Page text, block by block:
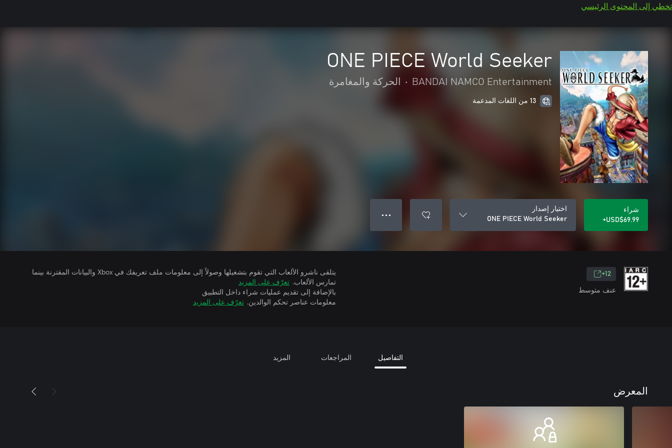
تخطي إلى المحتوى الرئيسي
ONE PIECE World Seeker
BANDAI NAMCO Entertainment
• الحركة والمغامرة
13 من اللغات المدعمة
شراء
USD$69.99+
اختيار إصدار
ONE PIECE World Seeker
● ● ●
12+
عنف متوسط
يتلقى ناشرو الألعاب التي تقوم بتشغيلها وصولاً إلى معلومات ملف تعريفك في Xbox والبيانات المقترنة بينما
تمارس الألعاب. تعرّف على المزيد
بالإضافة إلى تقديم عمليات شراء داخل التطبيق
معلومات عناصر تحكم الوالدين. تعرّف على المزيد
التفاصيل المراجعات المزيد
المعرض